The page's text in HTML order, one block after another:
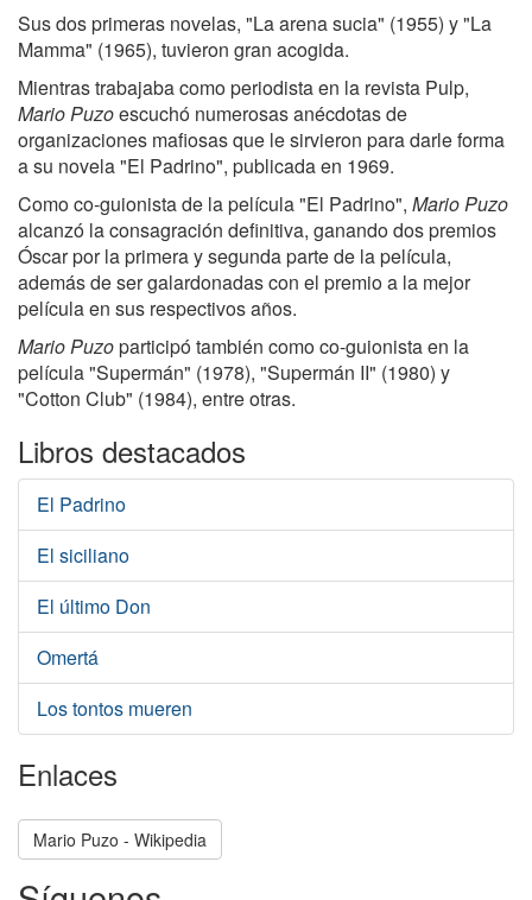
Sus dos primeras novelas, "La arena sucia" (1955) y "La
Mamma" (1965), tuvieron gran acogida.
Mientras trabajaba como periodista en la revista Pulp,
Mario Puzoescuchó numerosas anécdotas de
organizaciones mafiosas que le sirvieron para darle forma
a su novela "El Padrino", publicada en 1969.
Como co-guionista de la película "El Padrino", Mario Puzo
alcanzó la consagración definitiva, ganando dos premios
Óscar por la primera y segunda parte de la película,
además de ser galardonadas con el premio a la mejor
película en sus respectivos años.
Mario Puzoparticipó también como co-guionista en la
película "Supermán" (1978), "Supermán II" (1980) y
"Cotton Club" (1984), entre otras.
Libros destacados
El Padrino
El siciliano
El último Don
Omertá
Los tontos mueren
Enlaces
Mario Puzo - Wikipedia